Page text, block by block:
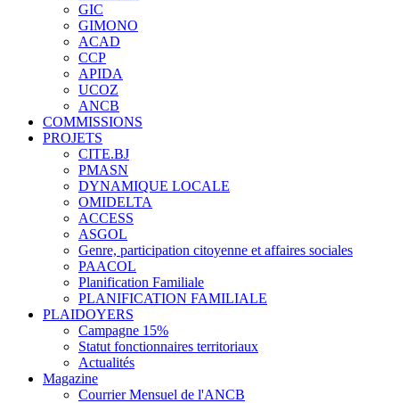
GIC
GIMONO
ACAD
CCP
APIDA
UCOZ
ANCB
COMMISSIONS
PROJETS
CITE.BJ
PMASN
DYNAMIQUE LOCALE
OMIDELTA
ACCESS
ASGOL
Genre, participation citoyenne et affaires sociales
PAACOL
Planification Familiale
PLANIFICATION FAMILIALE
PLAIDOYERS
Campagne 15%
Statut fonctionnaires territoriaux
Actualités
Magazine
Courrier Mensuel de l'ANCB